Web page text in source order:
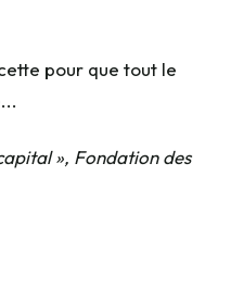
pour que tout le
», Fondation des